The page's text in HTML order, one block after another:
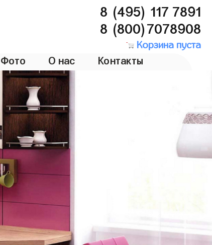
8 (495) 117 7891
8 (800)7078908
Корзина пуста
Фото О нас Контакты